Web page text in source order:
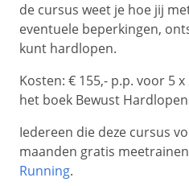
de cursus weet je hoe jij
eventuele beperkingen,
kunt hardlopen.
Kosten: € 155,- p.p. voor 5
het boek Bewust
Iedereen die deze cursus
maanden gratis
Running.